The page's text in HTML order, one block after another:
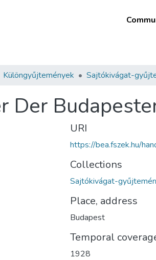
Különgyűjtemények Sajtókivágat-
Der
URI
https://bea.fszek.hu/
Collections
Sajtókivágat-
Place, address
Budapest
Temporal
1928